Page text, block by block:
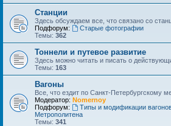
Станции
Здесь обсуждаем все, что связано со
Подфорум:
Старые фотографии
Темы: 362
Тоннели и путевое развитие
Здесь можно читать и писать о
Темы: 163
Вагоны
Все, что ездит по Санкт-Петербургскому
Модератор: Nomernoy
Подфорум:
Типы и модификации
Метрополитена
Темы: 341